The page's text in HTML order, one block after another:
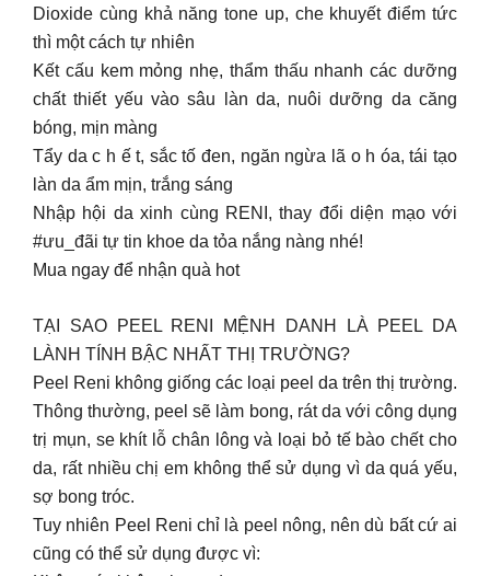
Dioxide cùng khả năng tone up, che khuyết điểm tức
thì một cách tự nhiên
Kết cấu kem mỏng nhẹ, thẩm thấu nhanh các dưỡng
chất thiết yếu vào sâu làn da, nuôi dưỡng da căng
bóng, mịn màng
Tẩy da c h ế t, sắc tố đen, ngăn ngừa lã o h óa, tái tạo
làn da ẩm mịn, trắng sáng
Nhập hội da xinh cùng RENI, thay đổi diện mạo với
#ưu_đãi tự tin khoe da tỏa nắng nàng nhé!
Mua ngay để nhận quà hot
TẠI SAO PEEL RENI MỆNH DANH LÀ PEEL DA
LÀNH TÍNH BẬC NHẤT THỊ TRƯỜNG?
Peel Reni không giống các loại peel da trên thị trường.
Thông thường, peel sẽ làm bong, rát da với công dụng
trị mụn, se khít lỗ chân lông và loại bỏ tế bào chết cho
da, rất nhiều chị em không thể sử dụng vì da quá yếu,
sợ bong tróc.
Tuy nhiên Peel Reni chỉ là peel nông, nên dù bất cứ ai
cũng có thể sử dụng được vì: